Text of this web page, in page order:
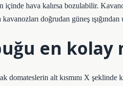
hava kalırsa bozulabilir.
doğrudan güneş
en kolay
domateslerin alt kısmını X şeklinde